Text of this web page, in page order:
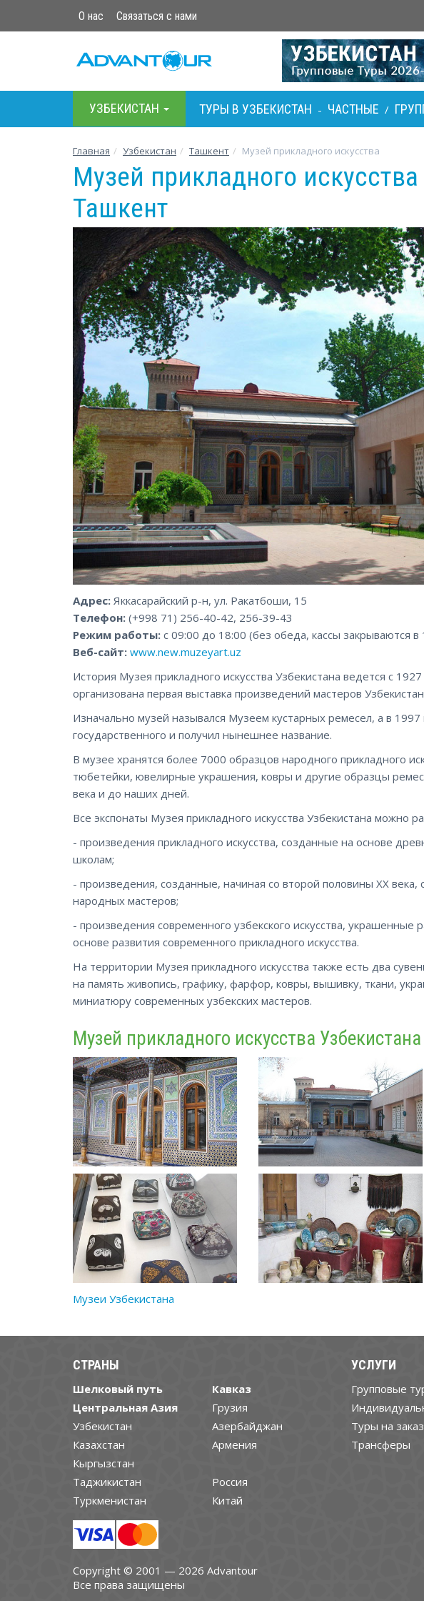
О нас Связаться с нами
УЗБЕКИСТАН ТУРЫ В УЗБЕКИСТАН - ЧАСТНЫЕ /
Главная Узбекистан Ташкент Музей прикладного искусства
Музей прикладного
Ташкент
Адрес: Яккасарайский р-н, ул. Ракатбоши, 15
Телефон: (+998 71) 256-40-42, 256-39-43
Режим работы: с 09:00 до 18:00 (без обеда, кассы закрываются в
Веб-сайт: www.new.muzeyart.uz
История Музея прикладного искусства Узбекистана ведется с
организована первая выставка произведений мастеров
Изначально музей назывался Музеем кустарных ремесел, а в 1997
государственного и получил нынешнее название.
В музее хранятся более 7000 образцов народного прикладного
тюбетейки, ювелирные украшения, ковры и другие образцы
века и до наших дней.
Все экспонаты Музея прикладного искусства Узбекистана можно
- произведения прикладного искусства, созданные на основе
школам;
- произведения, созданные, начиная со второй половины ХХ
народных мастеров;
- произведения современного узбекского искусства,
основе развития современного прикладного искусства.
На территории Музея прикладного искусства также есть два
на память живопись, графику, фарфор, ковры, вышивку, ткани,
миниатюру современных узбекских мастеров.
Музей прикладного искусства
Музеи Узбекистана
СТРАНЫ
Шелковый путь
Центральная Азия
Узбекистан
Казахстан
Кыргызстан
Таджикистан
Туркменистан
Кавказ
Грузия
Азербайджан
Армения
Россия
Китай
УСЛУГИ
Групповые
Туры на заказ
Трансферы
Copyright © 2001 — 2026 Advantour
Все права защищены